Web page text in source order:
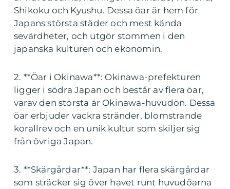
Shikoku och Kyushu. Dessa öar är hem för
Japans största städer och mest kända
sevärdheter, och utgör stommen i den
japanska kulturen och ekonomin.
2. **Öar i Okinawa**: Okinawa-prefekturen
ligger i södra Japan och består av flera öar,
varav den största är Okinawa-huvudön. Dessa
öar erbjuder vackra stränder, blomstrande
korallrev och en unik kultur som skiljer sig
från övriga Japan.
3. **Skärgårdar**: Japan har flera skärgårdar
som sträcker sig över havet runt huvudöarna